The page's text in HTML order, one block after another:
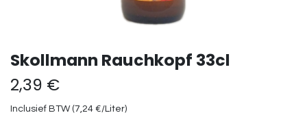
Skollmann Rauchkopf 33cl
2,39 €
Inclusief BTW (7,24 €/Liter)